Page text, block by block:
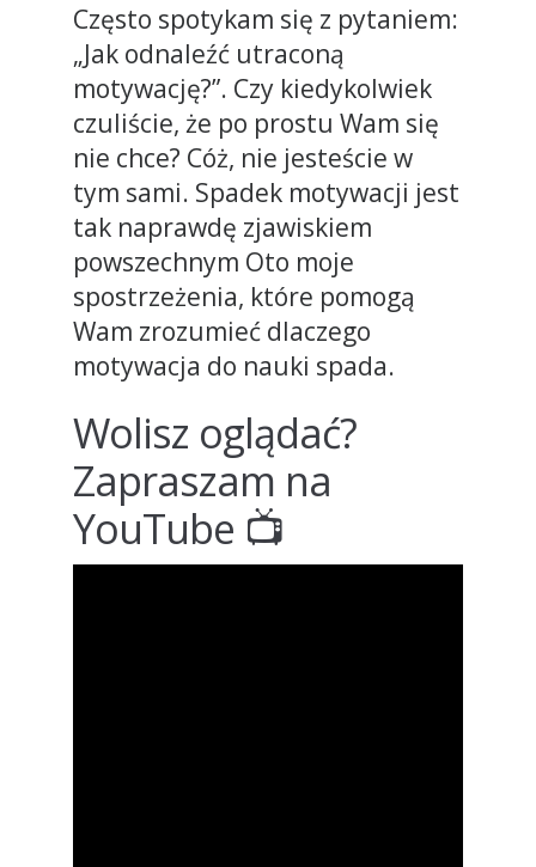
Często spotykam się z pytaniem:
„Jak odnaleźć utraconą
motywację?”. Czy kiedykolwiek
czuliście, że po prostu Wam się
nie chce? Cóż, nie jesteście w
tym sami. Spadek motywacji jest
tak naprawdę zjawiskiem
powszechnym Oto moje
spostrzeżenia, które pomogą
Wam zrozumieć dlaczego
motywacja do nauki spada.
Wolisz oglądać?
Zapraszam na
YouTube 📺